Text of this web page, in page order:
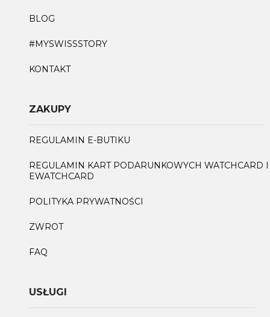
BLOG
#MYSWISSSTORY
KONTAKT
ZAKUPY
REGULAMIN E-BUTIKU
REGULAMIN KART PODARUNKOWYCH WATCHCARD I
EWATCHCARD
POLITYKA PRYWATNOŚCI
ZWROT
FAQ
USŁUGI